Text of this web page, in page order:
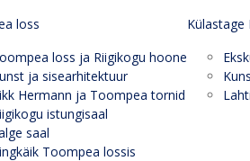
loss
loss ja Riigikogu hoone
ja sisearhitektuur
Hermann ja Toompea tornid
istungisaal
saal
Toompea lossis
Külastage